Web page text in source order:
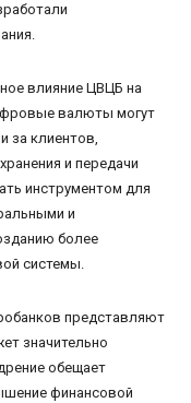
влияние ЦВЦБ на
валюты могут
за клиентов,
и передачи
инструментом для
и
более
системы.
представляют
значительно
обещает
финансовой